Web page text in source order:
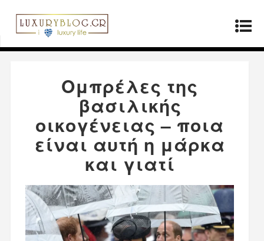
Αρχική σελίδα»Μόδα
Ομπρέλες της βασιλικής
οικογένειας – ποια είναι αυτή η μάρκα και γιατί
Ομπρέλες της
βασιλικής
οικογένειας – ποια
είναι αυτή η μάρκα
και γιατί